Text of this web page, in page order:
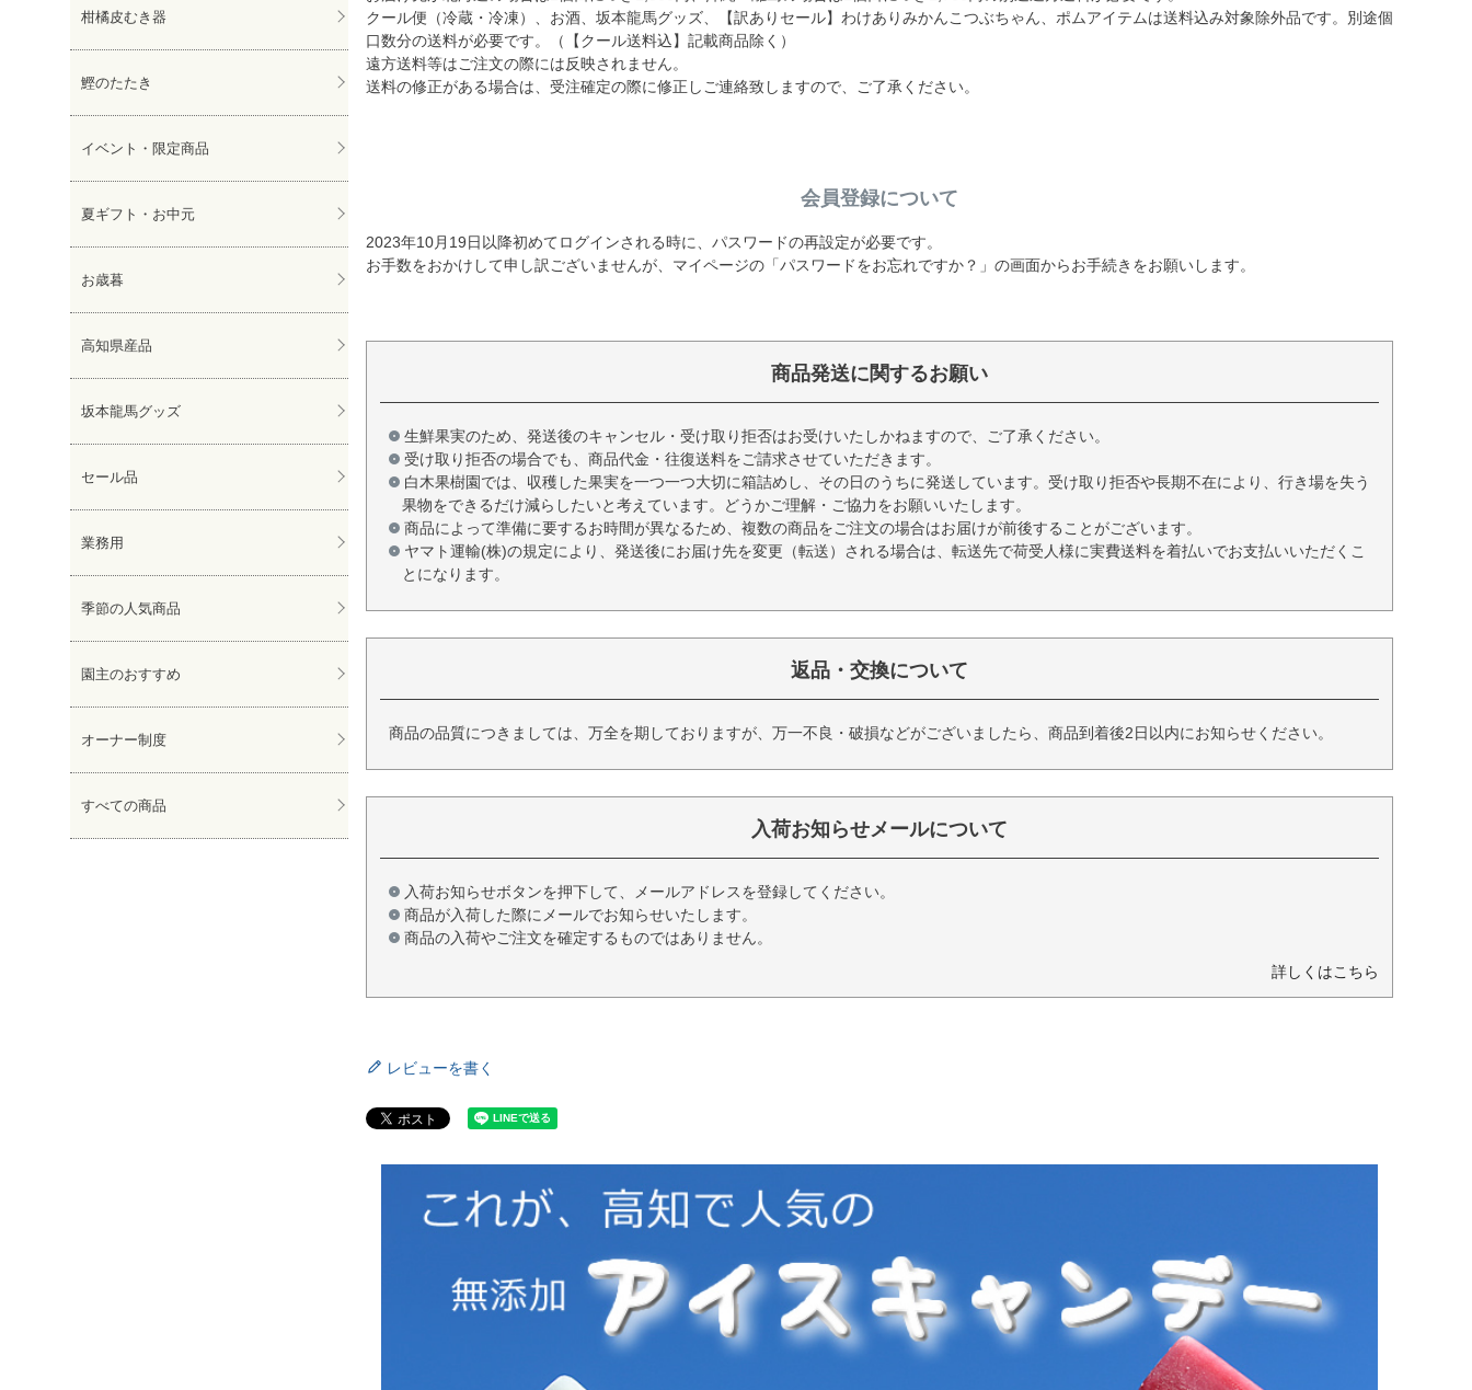
柑橘皮むき器
鰹のたたき
イベント・限定商品
夏ギフト・お中元
お歳暮
高知県産品
坂本龍馬グッズ
セール品
業務用
季節の人気商品
園主のおすすめ
オーナー制度
すべての商品
クール便（冷蔵・冷凍）、お酒、坂本龍馬グッズ、【訳ありセール】わけありみかんこつぶちゃん、ポムアイテムは送料込み対象除外品です。別途個
口数分の送料が必要です。（【クール送料込】記載商品除く）
遠方送料等はご注文の際には反映されません。
送料の修正がある場合は、受注確定の際に修正しご連絡致しますので、ご了承ください。
会員登録について
2023年10月19日以降初めてログインされる時に、パスワードの再設定が必要です。
お手数をおかけして申し訳ございませんが、マイページの「パスワードをお忘れですか？」の画面からお手続きをお願いします。
商品発送に関するお願い
生鮮果実のため、発送後のキャンセル・受け取り拒否はお受けいたしかねますので、ご了承ください。
受け取り拒否の場合でも、商品代金・往復送料をご請求させていただきます。
白木果樹園では、収穫した果実を一つ一つ大切に箱詰めし、その日のうちに発送しています。受け取り拒否や長期不在により、行き場を失う
果物をできるだけ減らしたいと考えています。どうかご理解・ご協力をお願いいたします。
商品によって準備に要するお時間が異なるため、複数の商品をご注文の場合はお届けが前後することがございます。
ヤマト運輸(株)の規定により、発送後にお届け先を変更（転送）される場合は、転送先で荷受人様に実費送料を着払いでお支払いいただくこ
とになります。
返品・交換について
商品の品質につきましては、万全を期しておりますが、万一不良・破損などがございましたら、商品到着後2日以内にお知らせください。
入荷お知らせメールについて
入荷お知らせボタンを押下して、メールアドレスを登録してください。
商品が入荷した際にメールでお知らせいたします。
商品の入荷やご注文を確定するものではありません。
詳しくはこちら
レビューを書く